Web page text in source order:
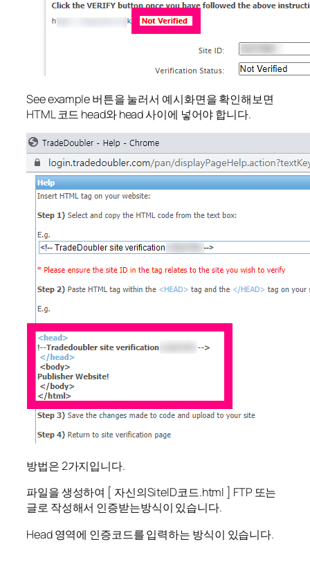
See example 버튼을 눌러서 예시화면을 확인해보면
HTML 코드 head와 head 사이에 넣어야 합니다.
방법은 2가지입니다.
파일을 생성하여 [ 자신의SiteID코드.html ] FTP 또는
글로 작성해서 인증받는방식이 있습니다.
Head 영역에 인증코드를 입력하는 방식이 있습니다.